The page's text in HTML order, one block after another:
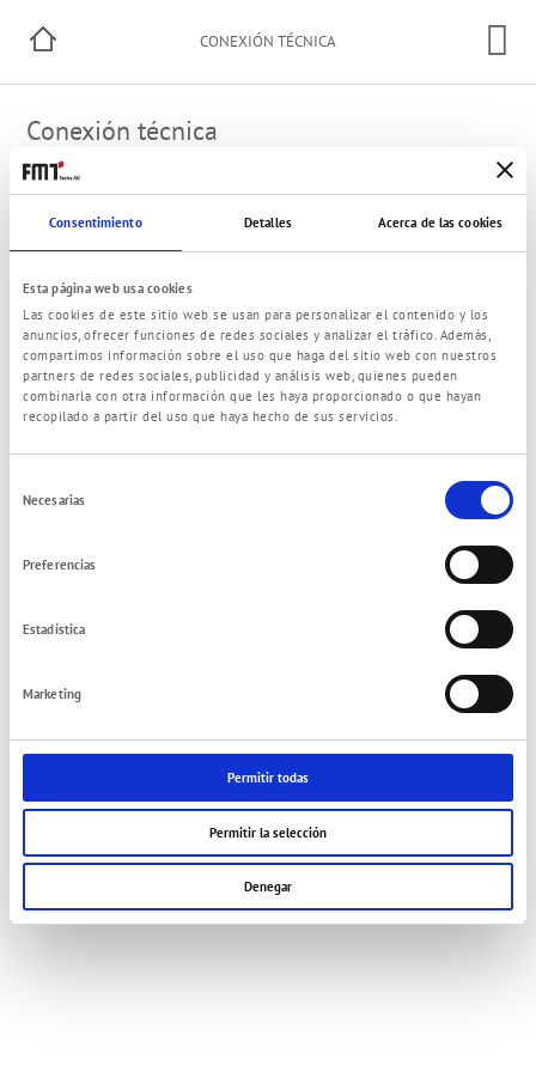
Consentimiento Detalles Acerca de las cookies
Esta página web usa cookies
Las cookies de este sitio web se usan para personalizar el contenido y los
anuncios, ofrecer funciones de redes sociales y analizar el tráfico. Además,
compartimos información sobre el uso que haga del sitio web con nuestros
partners de redes sociales, publicidad y análisis web, quienes pueden
combinarla con otra información que les haya proporcionado o que hayan
recopilado a partir del uso que haya hecho de sus servicios.
de
Necesarias
Preferencias
Estadística
Marketing
Permitir todas
Permitir la selección
Denegar
CONEXIÓN TÉCNICA
Conexión técnica
Tuerca rácor
Set mangueras
© 2021 FMT Swiss AG
Edición Política de privacidad Términos y Condiciones Contacto